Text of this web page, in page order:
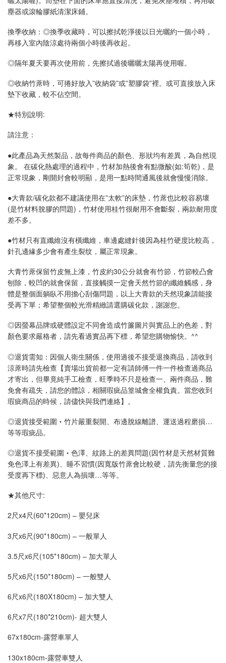
塵器或滾輪膠紙清潔床鋪。
換季收納：◎換季收藏時，可以擦拭乾淨後以日光曬約一個小時，
再移入室內陰涼處待兩個小時後再收起。
◎隔年夏天要再次使用前，先擦拭過後曬曬太陽再使用喔。
◎收納竹蓆時，可捲好放入”收納袋”或”塑膠袋”裡。或可直接放入床
墊下收藏，較不佔空間。
★特別說明:
請注意：
●此產品為天然製品，故每件商品的顏色、形狀均有差異，為自然現
象。 在碳化熱處理的過程中，竹材加熱後會有點微酸(如:筍乾)，是
正常現象，剛開封會較明顯，是用一點時間通風後就會慢慢消除。
●大青款/碳化款都不建議使用在”太軟”的床墊，竹蓆也比較容易壞
(是竹材料脫膠的問題)，竹材使用桂竹很耐用不會斷裂，兩款耐用度
差不多。
●竹材只有直纖維沒有橫纖維，車邊處縫針後因為桂竹硬度比較高，
針孔邊緣多少會有產生裂纹，屬正常現象。
大青竹蓆保留竹皮無上漆，竹皮約30公分就會有竹節，竹節較凸會
刨除，較凹的就會保留，直接觸摸一定會天然竹節的纖維觸感，身
體是整個面躺臥不用擔心刮傷問題，以上大青款的天然現象請能接
受再下單；希望整個較光滑精緻請選購碳化款，謝謝您。
◎因螢幕品牌或硬體設定不同會造成竹簾圖片與實品上的色差，對
顏色要求嚴格者，請先看過實品再下標，希望您購物愉快。^^
◎退貨需知：因個人衛生關係，使用過後不接受退換商品，請收到
涼蓆時請先檢查【賣場出貨前都一定有請師傅一件一件檢查過商品
才寄出，但畢竟純手工檢查，旺季時不只是檢查一、兩件商品，難
免會有疏失，請您的體諒，相關瑕疵品篁城會全權負責。當您收到
瑕疵商品的時候，請儘快與我們連絡】。
◎退貨接受範圍‧竹片嚴重裂開、布邊脫線離譜、運送過程磨損…
等等瑕疵品。
◎退貨不接受範圍‧色澤、紋路上的差異問題(因竹材是天然材質難
免色澤上有差異)、睡不習慣(因寬版竹蓆會比較硬，請先衡量您的接
受度再下標)、惡意人為損壞…等等。
★其他尺寸:
2尺x4尺(60*120cm) – 嬰兒床
3尺x6尺(90*180cm) – 一般單人
3.5尺x6尺(105*180cm) – 加大單人
5尺x6尺(150*180cm) – 一般雙人
6尺x6尺(180X180cm) – 加大雙人
6尺x7尺(180*210cm)- 超大雙人
67x180cm-露營車單人
130x180cm-露營車雙人